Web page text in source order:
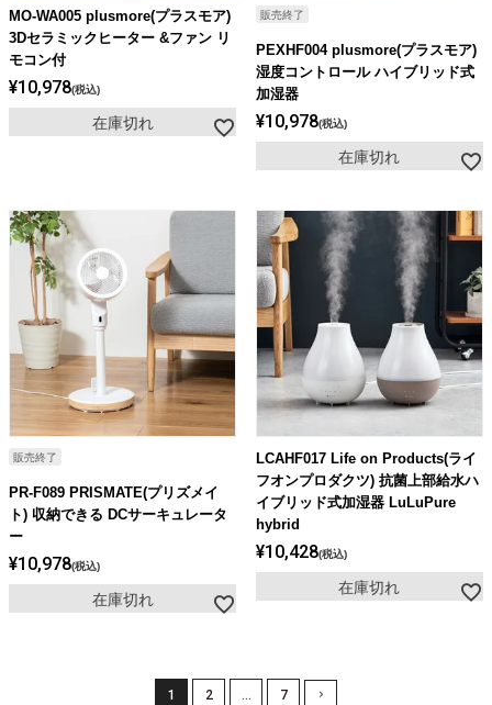
MO-WA005 plusmore(プラスモア)
3Dセラミックヒーター &ファン リ
モコン付
¥10,978 税込
在庫切れ
販売終了
PEXHF004 plusmore(プラスモア)
湿度コントロール ハイブリッド式
加湿器
¥10,978 税込
在庫切れ
販売終了
PR-F089 PRISMATE(プリズメイ
ト) 収納できる DCサーキュレータ
ー
¥10,978 税込
在庫切れ
LCAHF017 Life on Products(ライ
フオンプロダクツ) 抗菌上部給水ハ
イブリッド式加湿器 LuLuPure
hybrid
¥10,428 税込
在庫切れ
1 2 … 7